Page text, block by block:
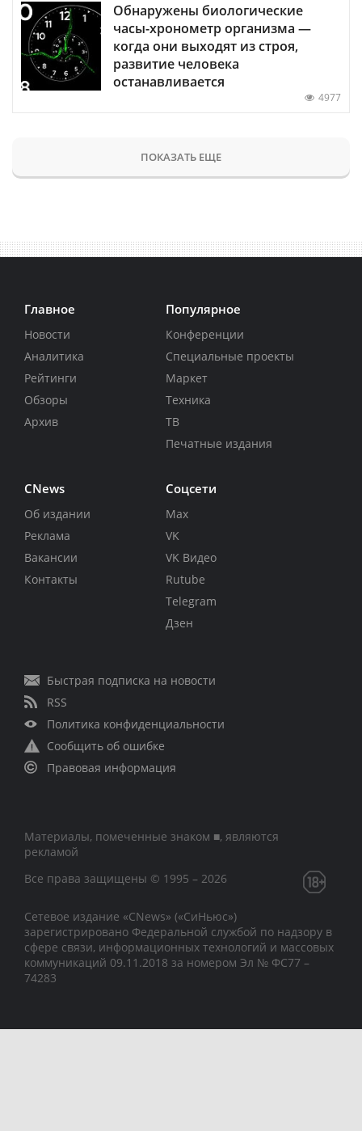
Обнаружены биологические
часы-хронометр организма —
когда они выходят из строя,
развитие человека
останавливается
4977
ПОКАЗАТЬ ЕЩЕ
Главное
Новости
Аналитика
Рейтинги
Обзоры
Архив
Популярное
Конференции
Специальные проекты
Маркет
Техника
ТВ
Печатные издания
CNews
Об издании
Реклама
Вакансии
Контакты
Соцсети
Max
VK
VK Видео
Rutube
Telegram
Дзен
Быстрая подписка на новости
RSS
Политика конфиденциальности
Сообщить об ошибке
Правовая информация
Материалы, помеченные знаком ■, являются
рекламой
Все права защищены © 1995 – 2026
Сетевое издание «CNews» («СиНьюс»)
зарегистрировано Федеральной службой по надзору в
сфере связи, информационных технологий и массовых
коммуникаций 09.11.2018 за номером Эл № ФС77 –
74283